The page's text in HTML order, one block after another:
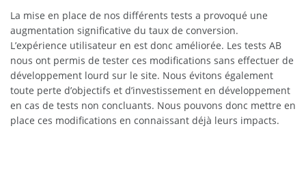
La mise en place de nos différents tests a provoqué une
augmentation significative du taux de conversion.
L’expérience utilisateur en est donc améliorée. Les tests AB
nous ont permis de tester ces modifications sans effectuer de
développement lourd sur le site. Nous évitons également
toute perte d’objectifs et d’investissement en développement
en cas de tests non concluants. Nous pouvons donc mettre en
place ces modifications en connaissant déjà leurs impacts.